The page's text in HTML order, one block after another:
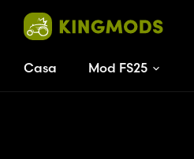
Casa Mod FS25